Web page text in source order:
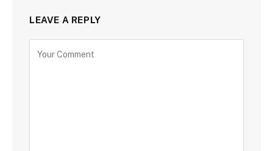
LEAVE A REPLY